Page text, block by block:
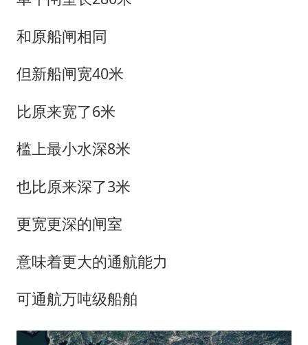
和原船闸相同
但新船闸宽40米
比原来宽了6米
槛上最小水深8米
也比原来深了3米
更宽更深的闸室
意味着更大的通航能力
可通航万吨级船舶